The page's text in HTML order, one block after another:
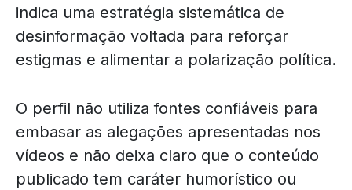
indica uma estratégia sistemática de
desinformação voltada para reforçar
estigmas e alimentar a polarização política.
O perfil não utiliza fontes confiáveis para
embasar as alegações apresentadas nos
vídeos e não deixa claro que o conteúdo
publicado tem caráter humorístico ou